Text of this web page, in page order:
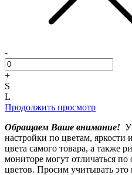
-
+
S
L
Продолжить просмотр
Обращаем Ваше внимание! У
настройки по цветам, яркости
цвета самого товара, а также
мониторе могут отличаться по
цветов. Просим учитывать это